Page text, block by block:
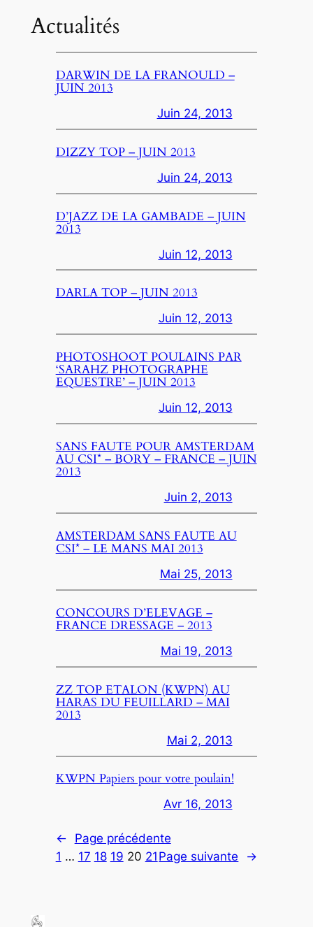
Actualités
DARWIN DE LA FRANOULD –
JUIN 2013
Juin 24, 2013
DIZZY TOP – JUIN 2013
Juin 24, 2013
D’JAZZ DE LA GAMBADE – JUIN
2013
Juin 12, 2013
DARLA TOP – JUIN 2013
Juin 12, 2013
PHOTOSHOOT POULAINS PAR
‘SARAHZ PHOTOGRAPHE
EQUESTRE’ – JUIN 2013
Juin 12, 2013
SANS FAUTE POUR AMSTERDAM
AU CSI* – BORY – FRANCE – JUIN
2013
Juin 2, 2013
AMSTERDAM SANS FAUTE AU
CSI* – LE MANS MAI 2013
Mai 25, 2013
CONCOURS D’ELEVAGE –
FRANCE DRESSAGE – 2013
Mai 19, 2013
ZZ TOP ETALON (KWPN) AU
HARAS DU FEUILLARD – MAI
2013
Mai 2, 2013
KWPN Papiers pour votre poulain!
Avr 16, 2013
←
Page précédente
1 … 17 18 19 20 21 Page suivante →